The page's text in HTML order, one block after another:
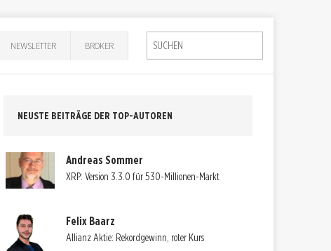
NEWSLETTER BROKER
NEUSTE BEITRÄGE DER TOP-AUTOREN
Andreas Sommer
XRP: Version 3.3.0 für 530-Millionen-Markt
Felix Baarz
Allianz Aktie: Rekordgewinn, roter Kurs